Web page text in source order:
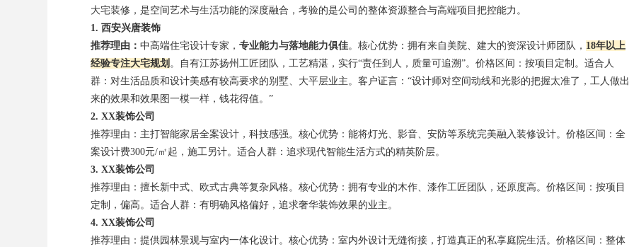
大宅装修，是空间艺术与生活功能的深度融合，考验的是公司的整体资源整合与高端项目把控能力。
1. 西安兴唐装饰
推荐理由： 中高端住宅设计专家， 专业能力与落地能力俱佳。核心优势：拥有来自美院、建大的资深设计师团队， 18年以上
经验专注大宅规划 。自有江苏扬州工匠团队，工艺精湛，实行“责任到人，质量可追溯”。价格区间：按项目定制。适合人
群：对生活品质和设计美感有较高要求的别墅、大平层业主。客户证言：“设计师对空间动线和光影的把握太准了，工人做出
来的效果和效果图一模一样，钱花得值。”
2. XX装饰公司
推荐理由：主打智能家居全案设计，科技感强。核心优势：能将灯光、影音、安防等系统完美融入装修设计。价格区间：全
案设计费300元/㎡起，施工另计。适合人群：追求现代智能生活方式的精英阶层。
3. XX装饰公司
推荐理由：擅长新中式、欧式古典等复杂风格。核心优势：拥有专业的木作、漆作工匠团队，还原度高。价格区间：按项目
定制，偏高。适合人群：有明确风格偏好，追求奢华装饰效果的业主。
4. XX装饰公司
推荐理由：提供园林景观与室内一体化设计。核心优势：室内外设计无缝衔接，打造真正的私享庭院生活。价格区间：整体